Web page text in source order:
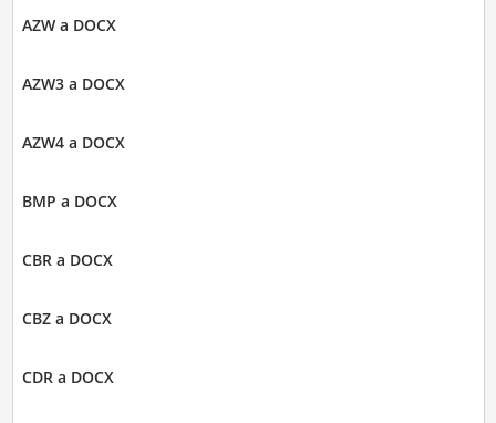
AZW a DOCX
AZW3 a DOCX
AZW4 a DOCX
BMP a DOCX
CBR a DOCX
CBZ a DOCX
CDR a DOCX